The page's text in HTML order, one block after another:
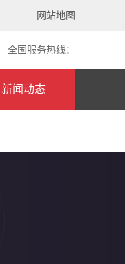
网站地图
全国服务热线：
新闻动态